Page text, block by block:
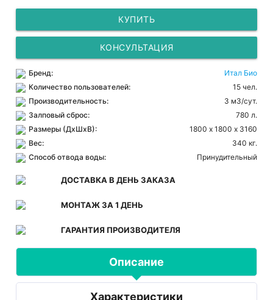
КУПИТЬ
КОНСУЛЬТАЦИЯ
Бренд:
Итал Био
Количество пользователей:
15 чел.
Производительность:
3 м3/сут.
Залповый сброс:
780 л.
Размеры (ДхШхВ):
1800 х 1800 х 3160
Вес:
340 кг.
Способ отвода воды:
Принудительный
ДОСТАВКА В ДЕНЬ ЗАКАЗА
МОНТАЖ ЗА 1 ДЕНЬ
ГАРАНТИЯ ПРОИЗВОДИТЕЛЯ
Описание
Характеристики